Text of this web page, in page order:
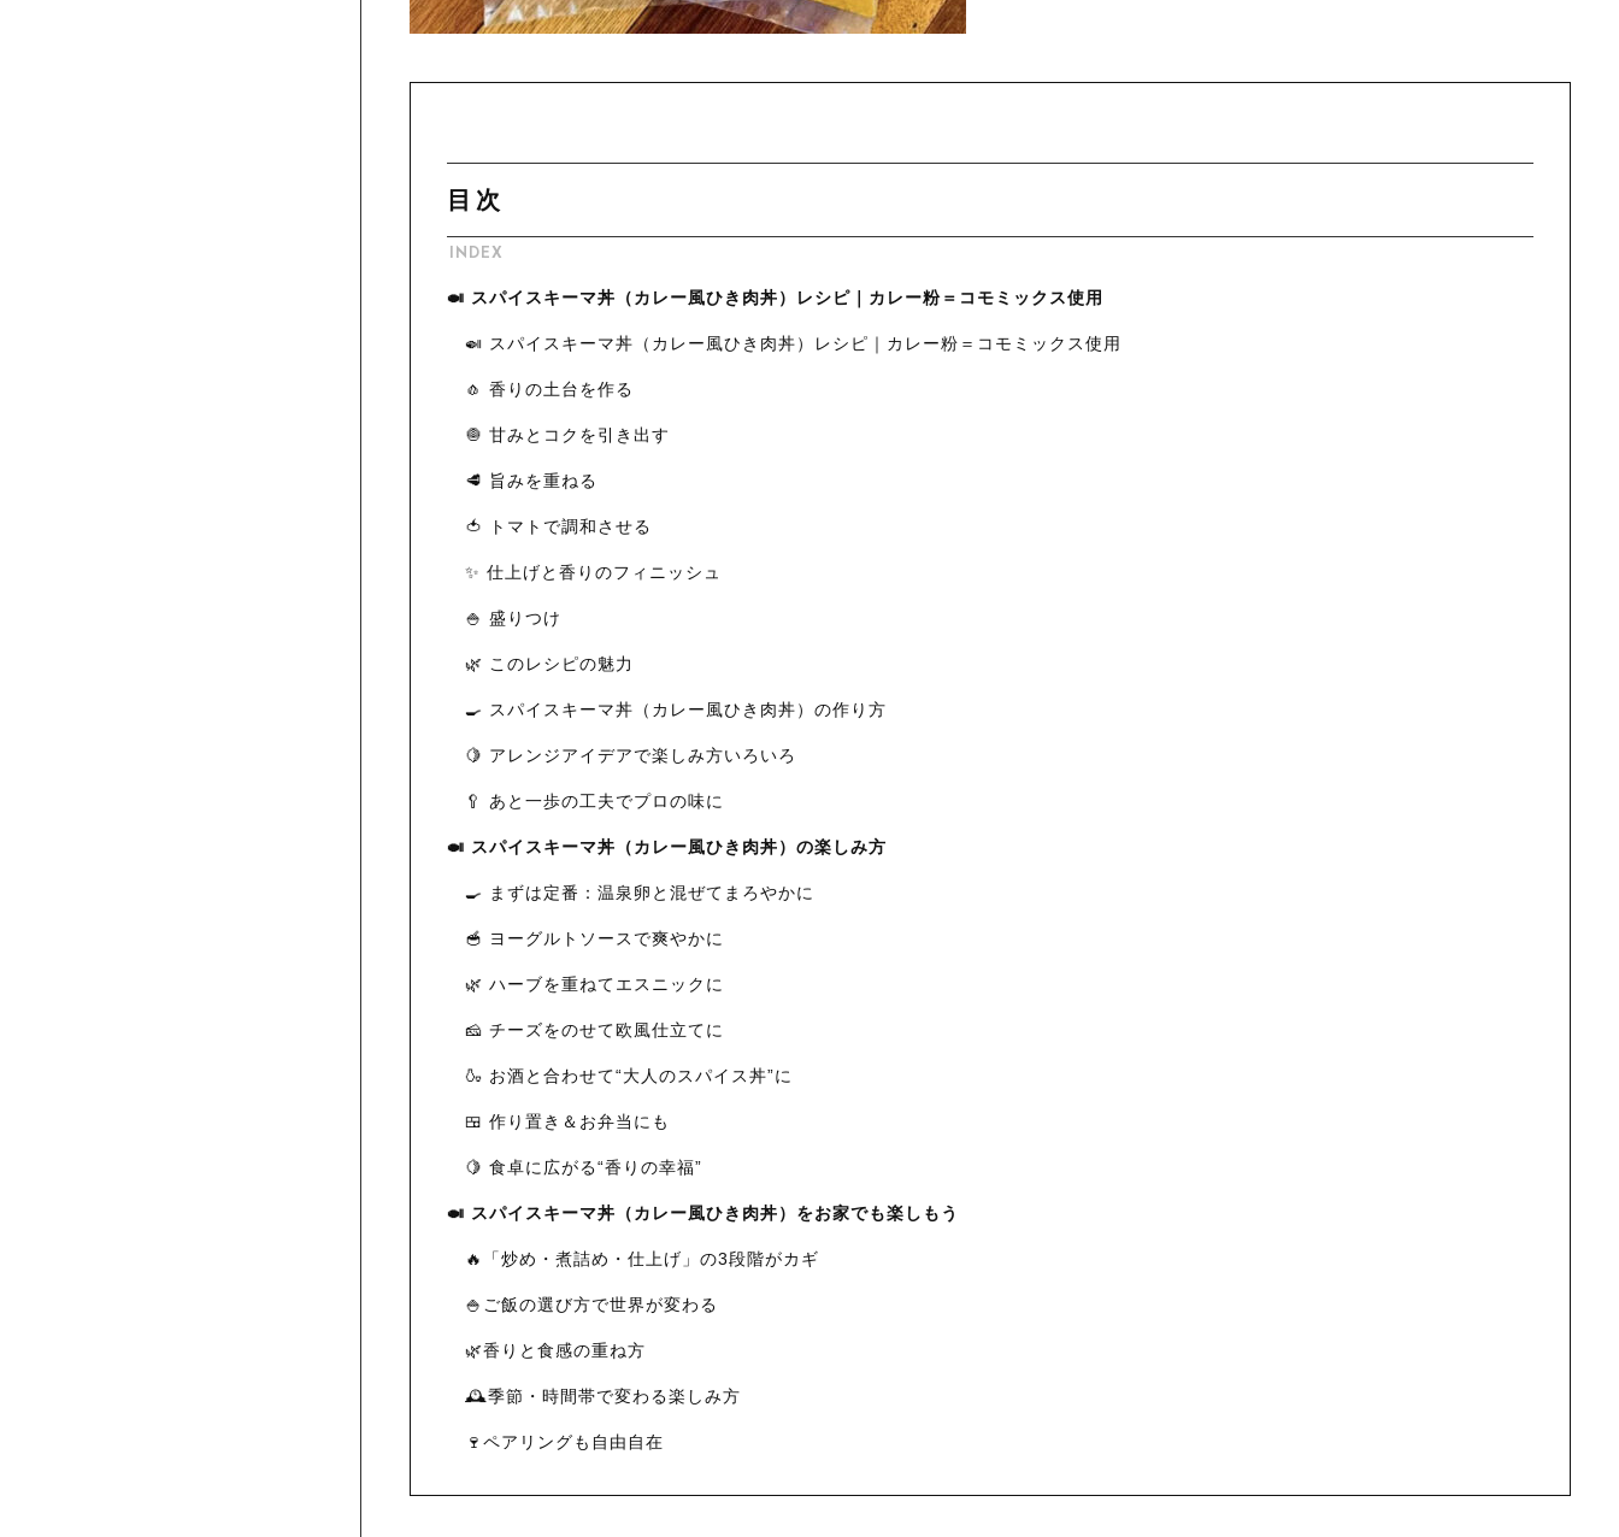
目次
INDEX
🍛 スパイスキーマ丼（カレー風ひき肉丼）レシピ｜カレー粉＝コモミックス使用
🍛 スパイスキーマ丼（カレー風ひき肉丼）レシピ｜カレー粉＝コモミックス使用
🧄 香りの土台を作る
🧅 甘みとコクを引き出す
🥩 旨みを重ねる
🍅 トマトで調和させる
✨ 仕上げと香りのフィニッシュ
🍚 盛りつけ
🌿 このレシピの魅力
🍳 スパイスキーマ丼（カレー風ひき肉丼）の作り方
🍋 アレンジアイデアで楽しみ方いろいろ
🥄 あと一歩の工夫でプロの味に
🍛 スパイスキーマ丼（カレー風ひき肉丼）の楽しみ方
🍳 まずは定番：温泉卵と混ぜてまろやかに
🥣 ヨーグルトソースで爽やかに
🌿 ハーブを重ねてエスニックに
🧀 チーズをのせて欧風仕立てに
🍶 お酒と合わせて“大人のスパイス丼”に
🍱 作り置き＆お弁当にも
🍋 食卓に広がる“香りの幸福”
🍛 スパイスキーマ丼（カレー風ひき肉丼）をお家でも楽しもう
🔥「炒め・煮詰め・仕上げ」の3段階がカギ
🍚ご飯の選び方で世界が変わる
🌿香りと食感の重ね方
🕰️季節・時間帯で変わる楽しみ方
🍷ペアリングも自由自在